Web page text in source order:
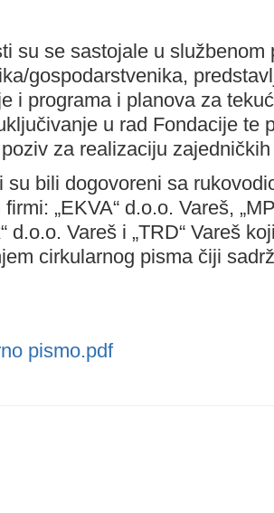
su se sastojale u službenom
gospodarstvenika,
i programa i planova za
u rad Fondacije te
za realizaciju
su bili dogovoreni sa
„EKVA“ d.o.o. Vareš,
d.o.o. Vareš i „TRD“ Vareš
cirkularnog pisma čiji
pismo.pdf